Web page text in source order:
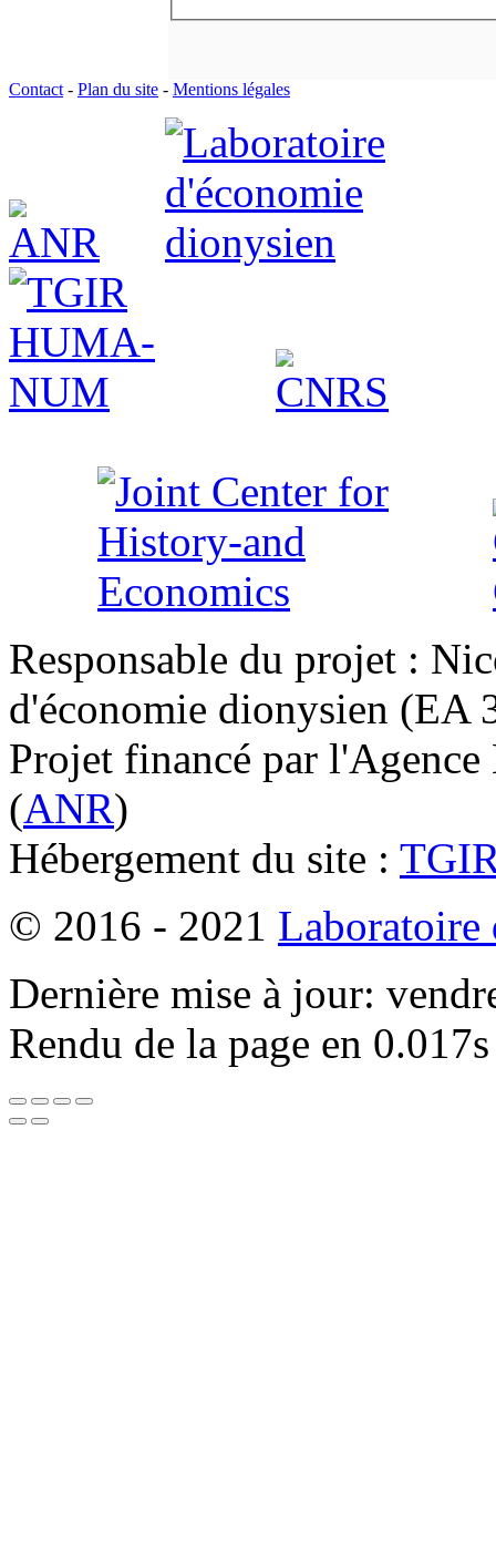
Contact - Plan du site - Mentions légales
Responsable du projet :
d'économie dionysien
Projet financé par l'Agence
(ANR)
Hébergement du site :
© 2016 - 2021 Laboratoire
Dernière mise à jour:
Rendu de la page en 0.017s